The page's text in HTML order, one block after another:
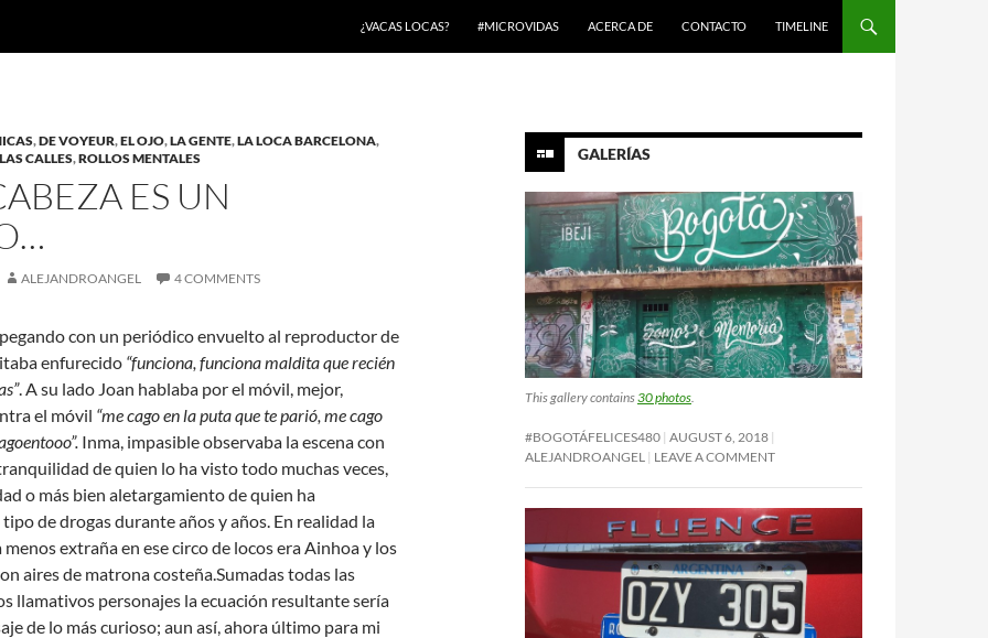
¿VACAS LOCAS? #MICROVIDAS ACERCA DE CONTACTO TIMELINE
,DE VOYEUR,EL OJO,LA GENTE,LA LOCA BARCELONA,
CALLES,ROLLOS MENTALES
ES UN
ALEJANDROANGEL 4 COMMENTS
con un periódico envuelto al reproductor de
enfurecido “funciona, funciona maldita que recién
. A su lado Joan hablaba por el móvil, mejor,
el móvil “me cago en la puta que te parió, me cago
Inma, impasible observaba la escena con
de quien lo ha visto todo muchas veces,
o más bien aletargamiento de quien ha
de drogas durante años y años. En realidad la
menos extraña en ese circo de locos era Ainhoa y los
aires de matrona costeña.Sumadas todas las
llamativos personajes la ecuación resultante sería
de lo más curioso; aun así, ahora último para mi
GALERÍAS
This gallery contains30 photos.
#BOGOTÁFELICES480 AUGUST 6, 2018
ALEJANDROANGEL LEAVE A COMMENT